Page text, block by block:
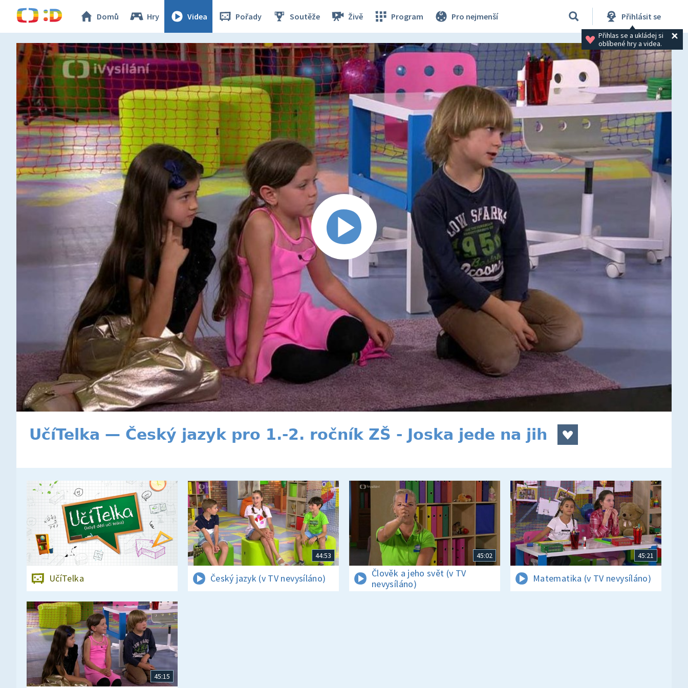
Domů Hry Videa Pořady Soutěže Živě Program Pro nejmenší Přihlásit se
Přihlas se a ukládej si
oblíbené hry a videa.
UčíTelka — Český jazyk pro 1.-2. ročník ZŠ - Joska jede na jih
UčíTelka
44:53
Český jazyk (v TV nevysíláno)
45:02
Člověk a jeho svět (v TV
nevysíláno)
45:21
Matematika (v TV nevysíláno)
45:15